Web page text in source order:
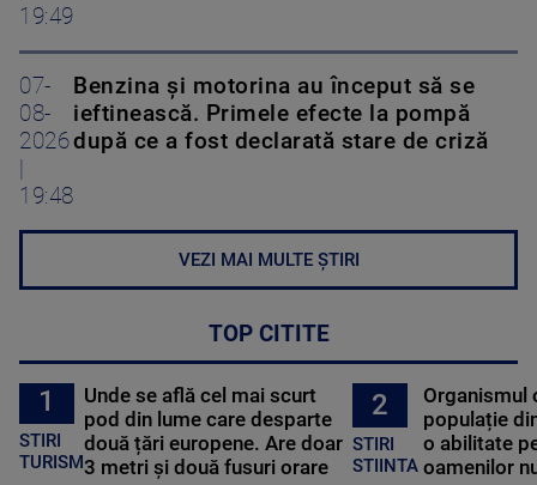
19:49
07-
08-
2026
19:48
Benzina și motorina au început să se
ieftinească. Primele efecte la pompă
după ce a fost declarată stare de criză
VEZI MAI MULTE ȘTIRI
TOP CITITE
1
STIRI
TURISM
Unde se află cel mai scurt
pod din lume care desparte
două țări europene. Are doar
3 metri și două fusuri orare
2
STIRI
STIINTA
Organismul
populație
o abilitate
oamenilor